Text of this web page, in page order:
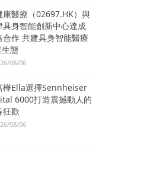
康醫療（02697.HK）與
具身智能創新中心達成
合作 共建具身智能醫療
生態
08/06
樺Ella選擇Sennheiser
6000打造震撼動人的
狂歡
08/06